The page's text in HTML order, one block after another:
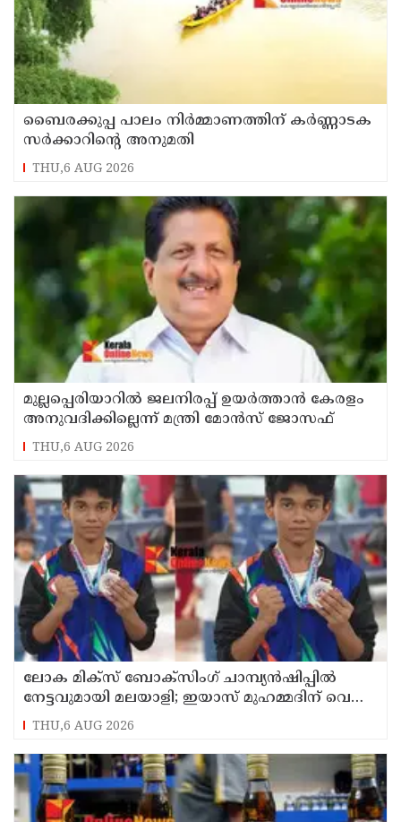
ബൈരക്കുപ്പ പാലം നിർമ്മാണത്തിന് കർണ്ണാടക
സർക്കാറിന്റെ അനുമതി
THU,6 AUG 2026
മുല്ലപ്പെരിയാറിൽ ജലനിരപ്പ് ഉയർത്താൻ കേരളം
അനുവദിക്കില്ലെന്ന് മന്ത്രി മോൻസ് ജോസഫ്
THU,6 AUG 2026
ലോക മിക്സ് ബോക്സിംഗ് ചാമ്പ്യൻഷിപ്പിൽ
നേട്ടവുമായി മലയാളി; ഇയാസ് മുഹമ്മദിന് വെള്ളി
മെഡൽ
THU,6 AUG 2026